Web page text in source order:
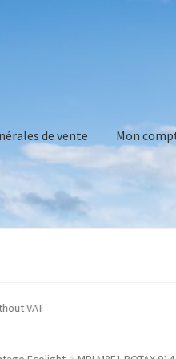
de vente Mon
without VAT